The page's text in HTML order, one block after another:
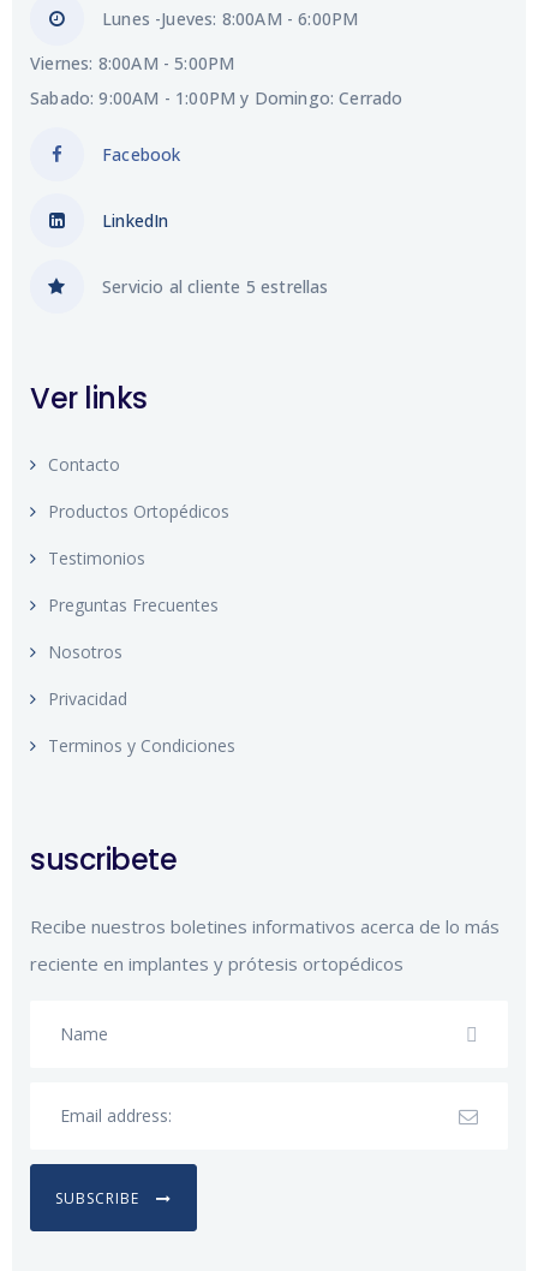
Lunes -Jueves: 8:00AM - 6:00PM
Viernes: 8:00AM - 5:00PM
Sabado: 9:00AM - 1:00PM y Domingo: Cerrado
Facebook
LinkedIn
Servicio al cliente 5 estrellas
Ver links
Contacto
Productos Ortopédicos
Testimonios
Preguntas Frecuentes
Nosotros
Privacidad
Terminos y Condiciones
suscribete
Recibe nuestros boletines informativos acerca de lo más
reciente en implantes y prótesis ortopédicos
SUBSCRIBE